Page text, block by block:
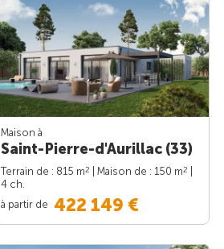
Maison à
Saint-Pierre-d'Aurillac (33)
Terrain de : 815 m2 | Maison de : 150 m2
4 ch.
à partir de 422 149 €